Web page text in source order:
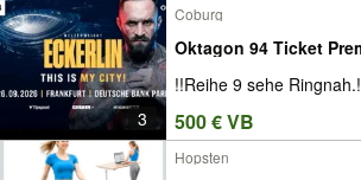
3
Coburg
Oktagon 94 Ticket
!!Reihe 9 sehe
500 € VB
Hopsten